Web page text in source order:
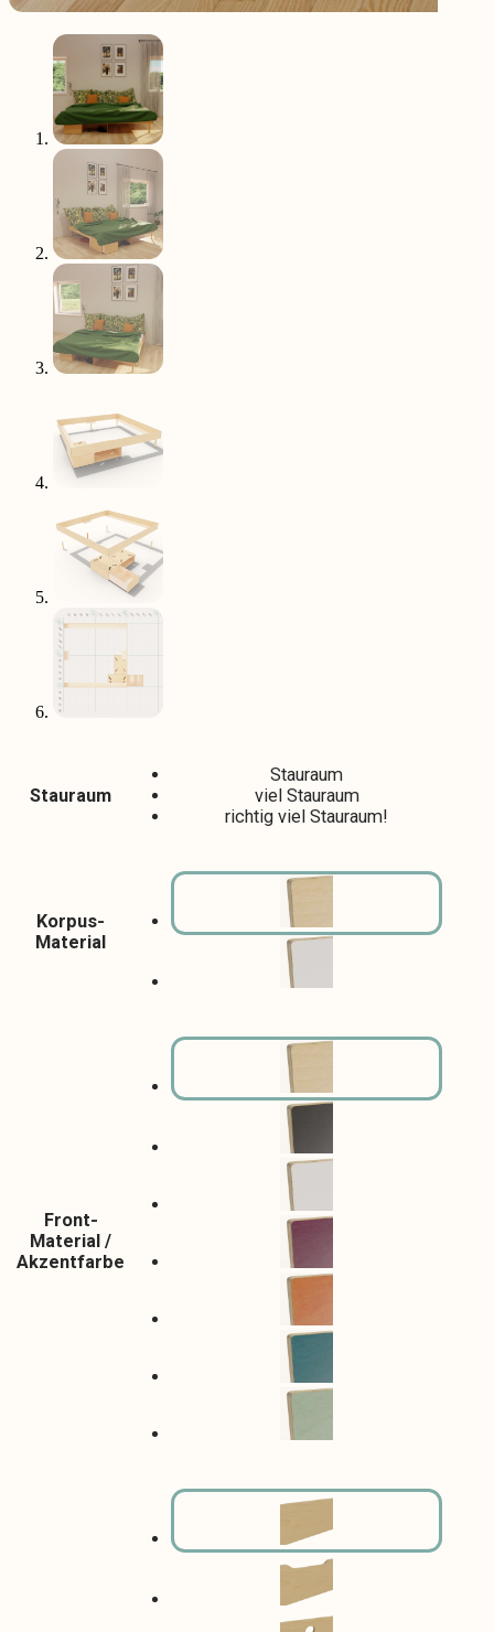
Stauraum
Stauraum
viel Stauraum
richtig viel Stauraum!
Korpus-
Material
Front-
Material /
Akzentfarbe